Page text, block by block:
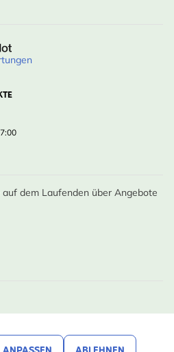
auf dem Laufenden über Angebote